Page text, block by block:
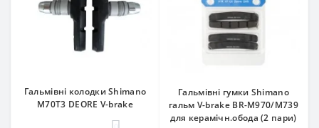
Гальмівні колодки Shimano
M70T3 DEORE V-brake
Гальмівні гумки Shimano
гальм V-brake BR-M970/M739
для керамічн.обода (2 пари)